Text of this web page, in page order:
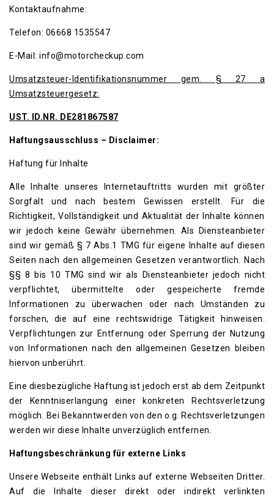
Kontaktaufnahme:
Telefon: 06668 1535547
E-Mail: info@motorcheckup.com
Umsatzsteuer-Identifikationsnummer gem. § 27 a
Umsatzsteuergesetz:
UST. ID.NR. DE281867587
Haftungsausschluss – Disclaimer:
Haftung für Inhalte
Alle Inhalte unseres Internetauftritts wurden mit größter
Sorgfalt und nach bestem Gewissen erstellt. Für die
Richtigkeit, Vollständigkeit und Aktualität der Inhalte können
wir jedoch keine Gewähr übernehmen. Als Diensteanbieter
sind wir gemäß § 7 Abs.1 TMG für eigene Inhalte auf diesen
Seiten nach den allgemeinen Gesetzen verantwortlich. Nach
§§ 8 bis 10 TMG sind wir als Diensteanbieter jedoch nicht
verpflichtet, übermittelte oder gespeicherte fremde
Informationen zu überwachen oder nach Umständen zu
forschen, die auf eine rechtswidrige Tätigkeit hinweisen.
Verpflichtungen zur Entfernung oder Sperrung der Nutzung
von Informationen nach den allgemeinen Gesetzen bleiben
hiervon unberührt.
Eine diesbezügliche Haftung ist jedoch erst ab dem Zeitpunkt
der Kenntniserlangung einer konkreten Rechtsverletzung
möglich. Bei Bekanntwerden von den o.g. Rechtsverletzungen
werden wir diese Inhalte unverzüglich entfernen.
Haftungsbeschränkung für externe Links
Unsere Webseite enthält Links auf externe Webseiten Dritter.
Auf die Inhalte dieser direkt oder indirekt verlinkten